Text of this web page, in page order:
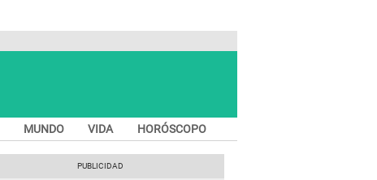
MUNDO VIDA HORÓSCOPO